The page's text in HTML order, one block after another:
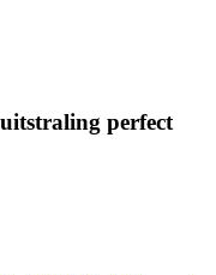
perfect